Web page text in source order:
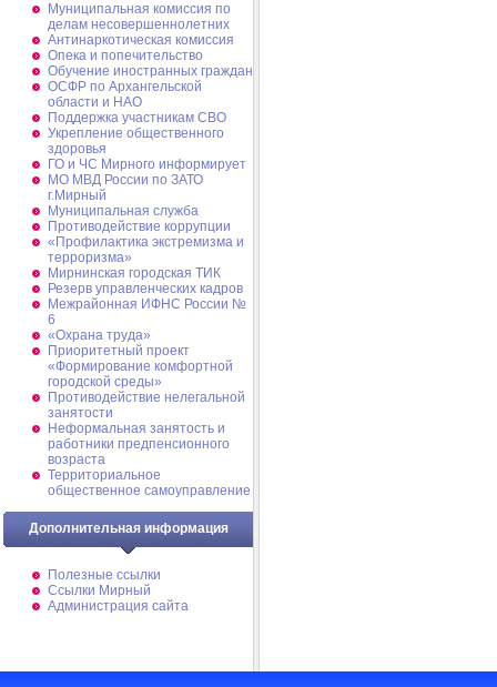
Муниципальная комиссия по
делам несовершеннолетних
Антинаркотическая комиссия
Опека и попечительство
Обучение иностранных граждан
ОСФР по Архангельской
области и НАО
Поддержка участникам СВО
Укрепление общественного
здоровья
ГО и ЧС Мирного информирует
МО МВД России по ЗАТО
г.Мирный
Муниципальная cлужба
Противодействие коррупции
«Профилактика экстремизма и
терроризма»
Мирнинская городская ТИК
Резерв управленческих кадров
Межрайонная ИФНС России №
6
«Охрана труда»
Приоритетный проект
«Формирование комфортной
городской среды»
Противодействие нелегальной
занятости
Неформальная занятость и
работники предпенсионного
возраста
Территориальное
общественное самоуправление
Дополнительная информация
Полезные ссылки
Ссылки Мирный
Администрация сайта